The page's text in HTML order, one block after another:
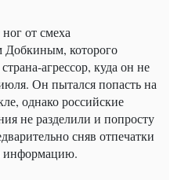
от смеха
которого
агрессор, куда он не
Он пытался попасть на
однако российские
не разделили и попросту
сняв отпечатки
информацию.